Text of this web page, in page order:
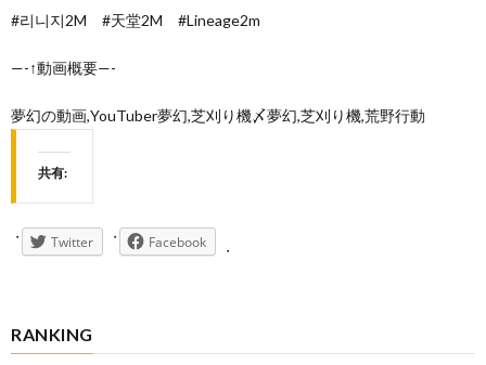
#리니지2M #天堂2M #Lineage2m
—-↑動画概要—-
夢幻の動画,YouTuber夢幻,芝刈り機〆夢幻,芝刈り機,荒野行動
共有:
Twitter Facebook
RANKING